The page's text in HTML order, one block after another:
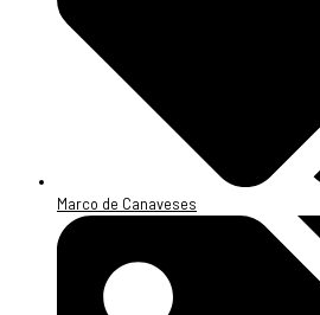
Marco de Canaveses